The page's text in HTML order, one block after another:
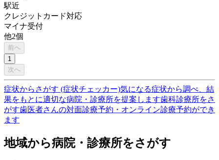
駅近
クレジットカード対応
マイナ受付
他2個
前へ
1
次へ
症状からさがす (症状チェッカー)気になる症状から調べ、結
果をもとに適切な病院・診療所を提案します歯科診療所をさ
がす歯医者さんの対面診療予約・オンライン診療予約ができ
ます
地域から病院・診療所をさがす